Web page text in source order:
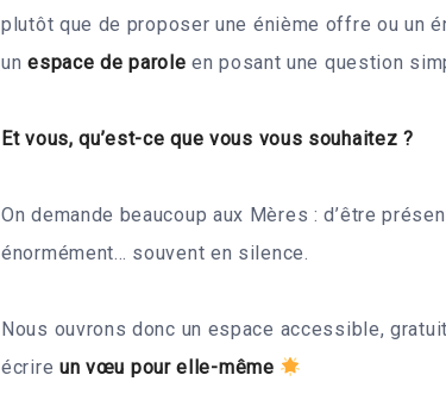
plutôt que de proposer une énième offre ou un
unespace de parole en posant une question
Et vous, qu’est-ce que vous vous souhaitez ?
On demande beaucoup aux Mères : d’être
énormément… souvent en silence.
Nous ouvrons donc un espace accessible,
écrire un vœu pour elle-même